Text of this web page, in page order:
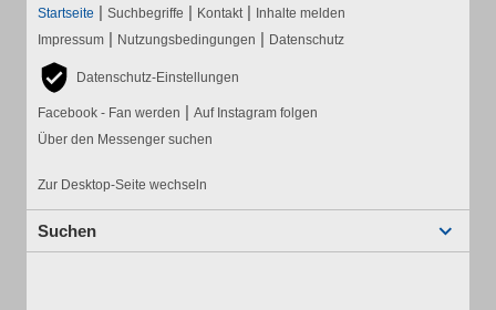
Startseite | Suchbegriffe | Kontakt | Inhalte melden
Impressum | Nutzungsbedingungen | Datenschutz
Datenschutz-Einstellungen
Facebook - Fan werden | Auf Instagram folgen
Über den Messenger suchen
Zur Desktop-Seite wechseln
Suchen